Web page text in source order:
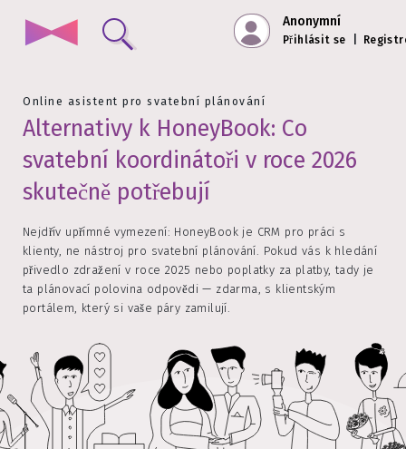
Anonymní
Přihlásit se
Online asistent pro svatební plánování
Alternativy k HoneyBook: Co
svatební koordinátoři v roce 2026
skutečně potřebují
Nejdřív upřímné vymezení: HoneyBook je CRM pro práci s
klienty, ne nástroj pro svatební plánování. Pokud vás k hledání
přivedlo zdražení v roce 2025 nebo poplatky za platby, tady je
ta plánovací polovina odpovědi — zdarma, s klientským
portálem, který si vaše páry zamilují.